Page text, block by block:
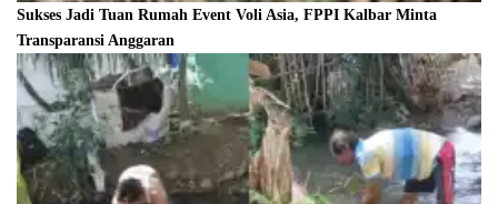
Sukses Jadi Tuan Rumah Event Voli Asia, FPPI Kalbar Minta
Transparansi Anggaran